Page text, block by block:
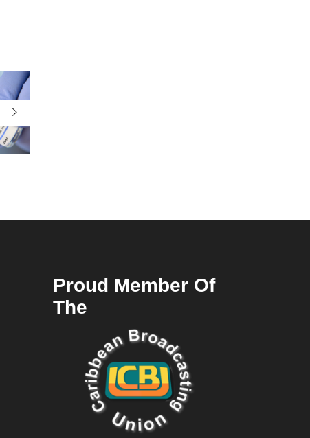
Proud Member Of
The